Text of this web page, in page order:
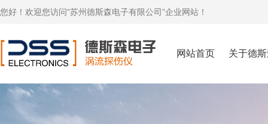
您好！欢迎您访问“苏州德斯森电子有限公司”企业网站！
网站首页 关于德